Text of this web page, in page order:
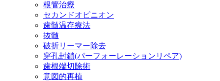
根管治療
セカンドオピニオン
歯髄温存療法
抜髄
破折リーマー除去
穿孔封鎖(パーフォーレーションリペア)
歯根端切除術
意図的再植